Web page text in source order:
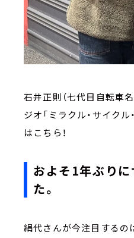
石井正則（七代目自転車
ジオ「ミラクル・サイク
はこちら！
およそ1年ぶり
た。
絹代さんが今注目するの